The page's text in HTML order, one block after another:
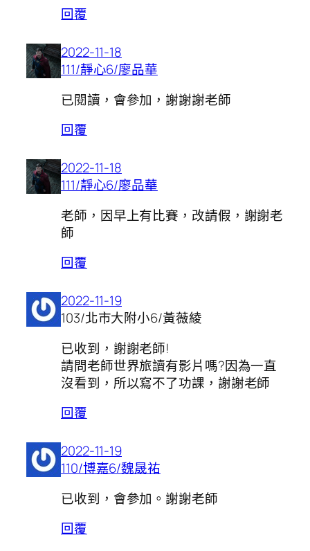
回覆
2022-11-18
111/靜心6/廖品華
已閱讀，會參加，謝謝謝老師
回覆
2022-11-18
111/靜心6/廖品華
老師，因早上有比賽，改請假，謝謝老
師
回覆
2022-11-19
103/北市大附小6/黃薇綾
已收到，謝謝老師!
請問老師世界旅讀有影片嗎?因為一直
沒看到，所以寫不了功課，謝謝老師
回覆
2022-11-19
110/博嘉6/魏晟祐
已收到，會參加。謝謝老師
回覆